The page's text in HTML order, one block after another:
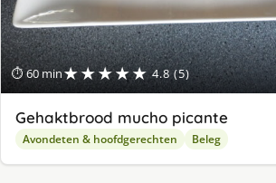
⏱ 60 min★★★★★ 4.8 (5)
Gehaktbrood mucho picante
Avondeten & hoofdgerechten Beleg